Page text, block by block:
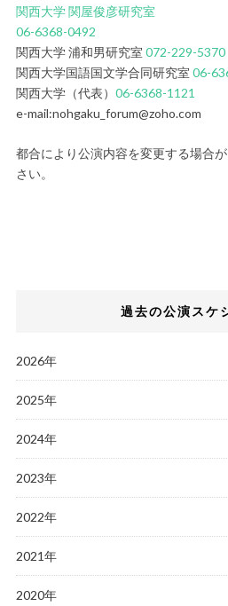
関西大学 関屋俊彦研究室
06-6368-0492
関西大学 浦和男研究室 072-229-5370
関西大学国語国文学合同研究室 06-
関西大学（代表） 06-6368-1121
e-mail:nohgaku_forum@zoho.com
都合により公演内容を変更する場合
さい。
過去の公演スケ
2026年
2025年
2024年
2023年
2022年
2021年
2020年